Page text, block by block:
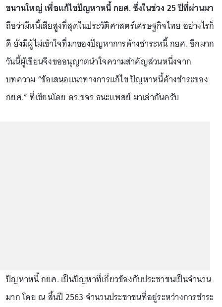
ขนานใหญ่ เพื่อแก้ไขปัญหาหนี้ กยศ. ซึ่งในช่วง 25 ปีที่ผ่านมา
ถือว่ามีหนี้เสียสูงที่สุดในประวัติศาสตร์เศรษฐกิจไทย อย่างไรก็
ดี ยังมีผู้ไม่เข้าใจที่มาของปัญหาการค้างชำระหนี้ กยศ. อีกมาก
วันนี้ผู้เขียนจึงขออนุญาตนำใจความสำคัญส่วนหนึ่งจาก
บทความ “ข้อเสนอแนวทางการแก้ไข ปัญหาหนี้ค้างชำระของ
กยศ.” ที่เขียนโดย ดร.ขจร ธนะแพสย์ มาเล่ากันครับ
ปัญหาหนี้ กยศ. เป็นปัญหาที่เกี่ยวข้องกับประชาชนเป็นจำนวน
มาก โดย ณ สิ้นปี 2563 จำนวนประชาชนที่อยู่ระหว่างการชำระ